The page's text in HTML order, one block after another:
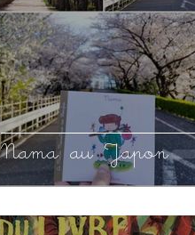
Nama au Japon